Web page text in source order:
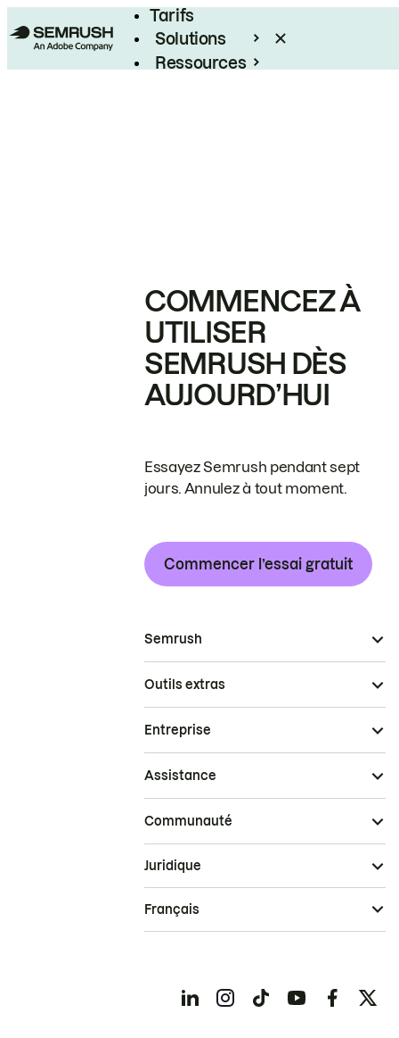
Tarifs
Solutions
Ressources
COMMENCEZ À
UTILISER
SEMRUSH DÈS
AUJOURD’HUI
Essayez Semrush pendant sept
jours. Annulez à tout moment.
Commencer l’essai gratuit
Semrush
Outils extras
Entreprise
Assistance
Communauté
Juridique
Français